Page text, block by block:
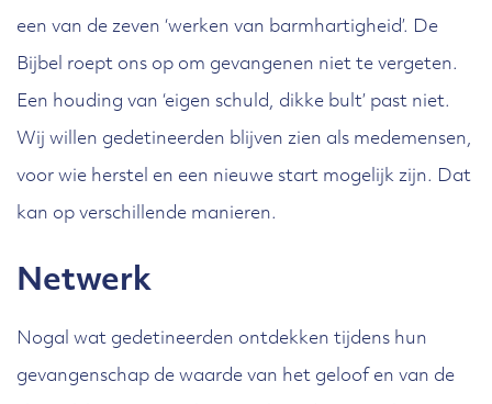
een van de zeven ‘werken van barmhartigheid’. De
Bijbel roept ons op om gevangenen niet te vergeten.
Een houding van ‘eigen schuld, dikke bult’ past niet.
Wij willen gedetineerden blijven zien als medemensen,
voor wie herstel en een nieuwe start mogelijk zijn. Dat
kan op verschillende manieren.
Netwerk
Nogal wat gedetineerden ontdekken tijdens hun
gevangenschap de waarde van het geloof en van de